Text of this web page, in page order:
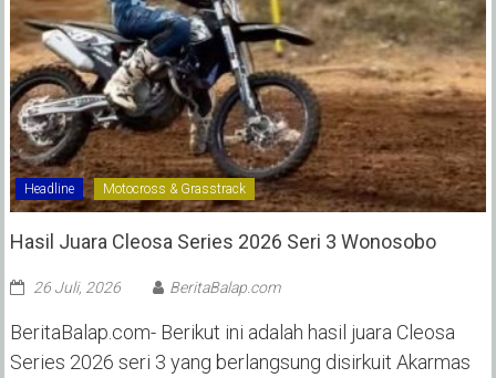
Headline Motocross & Grasstrack
Hasil Juara Cleosa Series 2026 Seri 3 Wonosobo ‎
26 Juli, 2026 BeritaBalap.com
BeritaBalap.com- Berikut ini adalah hasil juara Cleosa
Series 2026 seri 3 yang berlangsung disirkuit Akarmas